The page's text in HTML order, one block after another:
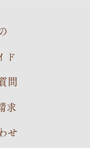
ド
問
求
せ